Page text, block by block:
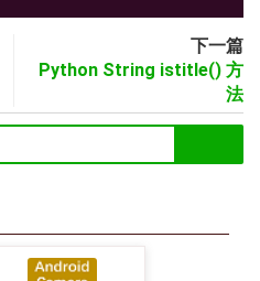
下一篇
Python String istitle() 方
法